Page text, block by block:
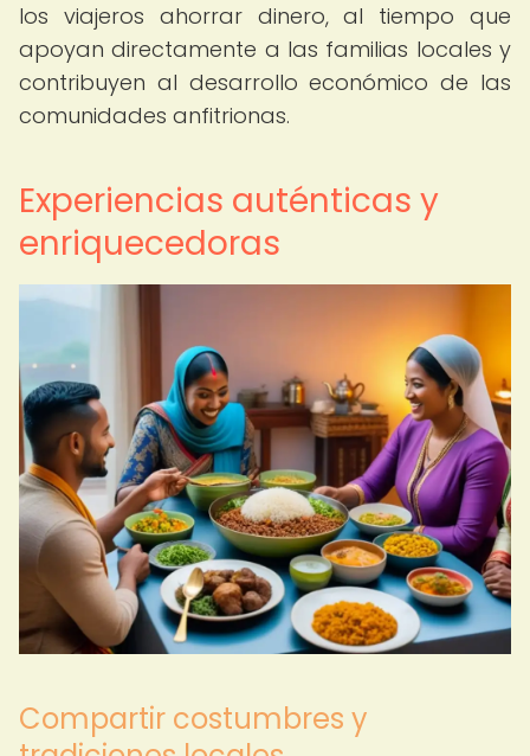
los viajeros ahorrar dinero, al tiempo que
apoyan directamente a las familias locales y
contribuyen al desarrollo económico de las
comunidades anfitrionas.
Experiencias auténticas y
enriquecedoras
Compartir costumbres y